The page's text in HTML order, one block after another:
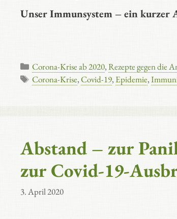
Unser Immunsystem – ein kurzer
Kategorien
Corona-Krise ab 2020,Rezepte gegen die
Schlagwörter
Corona-Krise,Covid-19, Epidemie,
Abstand – zur
zur Covid-19-
3. April 2020